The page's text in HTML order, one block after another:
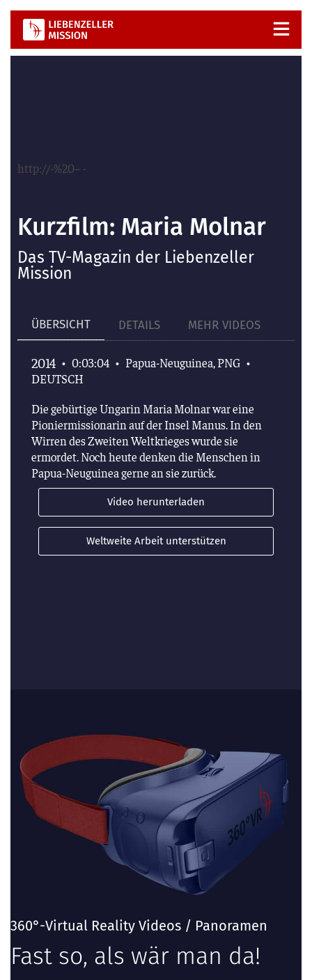
Zum
Inhalt
springen
http://-%20– -
Kurzfilm: Maria Molnar
Das TV-Magazin der Liebenzeller
Mission
ÜBERSICHT DETAILS MEHR VIDEOS
2014 • 0:03:04 • Papua-Neuguinea, PNG •
DEUTSCH
Die gebürtige Ungarin Maria Molnar war eine
Pioniermissionarin auf der Insel Manus. In den
Wirren des Zweiten Weltkrieges wurde sie
ermordet. Noch heute denken die Menschen in
Papua-Neuguinea gerne an sie zurück.
Video herunterladen
Weltweite Arbeit unterstützen
360°-Virtual Reality Videos / Panoramen
Fast so, als wär man da!